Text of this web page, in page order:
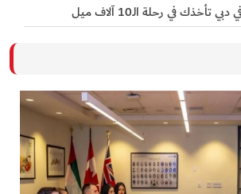
في رحلة الـ10 آلاف ميل